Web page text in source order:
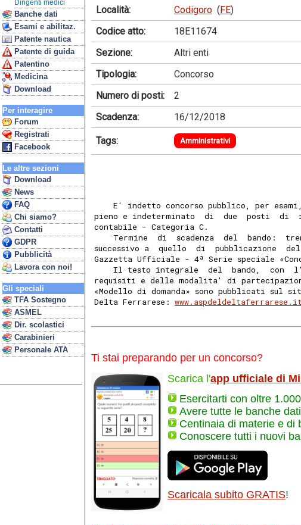
Dirigenti medici
Banche dati
Esami e abilitaz.
Patente nautica
Patente di guida
Patentino
Medicina
Download
Per interagire
Forum
Registrati
Facebook
Le altre sezioni
Download
News
FAQ
Chi siamo?
Contatti
GDPR
Pubblicità
Lavora con noi!
Gli speciali
TFA Sostegno
ASMEL
Dir. scolastici
Carabinieri
Personale ATA
Località: Codigoro (FE)
Codice atto:
18E11674
Sezione:
Altri enti
Tipologia:
Concorso
Numero di posti:
2
Scadenza:
16/12/2018
Tags: Amministrativi
E' indetto concorso pubblico, per
pieno e indeterminato  di  due  posti  di
contabile - Categoria C.
Termine  di  scadenza  del  bando:
successivo a  quello  di  pubblicazione
Gazzetta Ufficiale - 4ª Serie speciale
Il testo integrale  del  bando,  con
requisiti e delle modalita' di
«Modello di domanda» sono pubblicati sul
Delta Ferrarese: www.aspdeldeltaferrarese.it
Ti stai preparando per un concorso?
Scarica l'app ufficiale di
Esercitarti con oltre
Avere tutte le banche
Centinaia di materie e di
Conoscere tutti i nuovi
Scaricala subito GRATIS!